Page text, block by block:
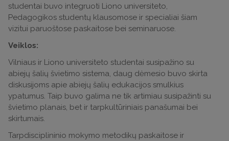
studentai buvo integruoti Liono universiteto,
Pedagogikos studentų klausomose ir specialiai šiam
vizitui paruoštose paskaitose bei seminaruose.
Veiklos:
Vilniaus ir Liono universiteto studentai susipažino su
abiejų šalių švietimo sistema, daug dėmesio buvo skirta
diskusijoms apie abiejų šalių edukacijos smulkius
ypatumus. Taip buvo galima ne tik artimiau susipažinti su
švietimo planais, bet ir tarpkultūriniais panašumai bei
skirtumais.
Tarpdisciplininio mokymo metodikų paskaitose ir